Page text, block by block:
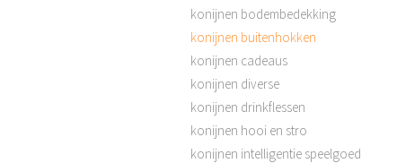
konijnen bodembedekking
konijnen buitenhokken
konijnen cadeaus
konijnen diverse
konijnen drinkflessen
konijnen hooi en stro
konijnen intelligentie speelgoed